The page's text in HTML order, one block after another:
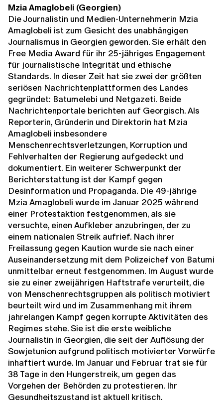
Mzia Amaglobeli (Georgien)
Die Journalistin und Medien-Unternehmerin Mzia
Amaglobeli ist zum Gesicht des unabhängigen
Journalismus in Georgien geworden. Sie erhält den
Free Media Award für ihr 25-jähriges Engagement
für journalistische Integrität und ethische
Standards. In dieser Zeit hat sie zwei der größten
seriösen Nachrichtenplattformen des Landes
gegründet: Batumelebi und Netgazeti. Beide
Nachrichtenportale berichten auf Georgisch. Als
Reporterin, Gründerin und Direktorin hat Mzia
Amaglobeli insbesondere
Menschenrechtsverletzungen, Korruption und
Fehlverhalten der Regierung aufgedeckt und
dokumentiert. Ein weiterer Schwerpunkt der
Berichterstattung ist der Kampf gegen
Desinformation und Propaganda. Die 49-jährige
Mzia Amaglobeli wurde im Januar 2025 während
einer Protestaktion festgenommen, als sie
versuchte, einen Aufkleber anzubringen, der zu
einem nationalen Streik aufrief. Nach ihrer
Freilassung gegen Kaution wurde sie nach einer
Auseinandersetzung mit dem Polizeichef von Batumi
unmittelbar erneut festgenommen. Im August wurde
sie zu einer zweijährigen Haftstrafe verurteilt, die
von Menschenrechtsgruppen als politisch motiviert
beurteilt wird und im Zusammenhang mit ihrem
jahrelangen Kampf gegen korrupte Aktivitäten des
Regimes stehe. Sie ist die erste weibliche
Journalistin in Georgien, die seit der Auflösung der
Sowjetunion aufgrund politisch motivierter Vorwürfe
inhaftiert wurde. Im Januar und Februar trat sie für
38 Tage in den Hungerstreik, um gegen das
Vorgehen der Behörden zu protestieren. Ihr
Gesundheitszustand ist aktuell kritisch.